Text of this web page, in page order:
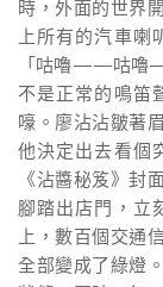
時，外面的世界
上所有的汽車
「咕嚕——咕嚕
不是正常的鳴笛
嚎。廖沾沾皺著
他決定出去看個
《沾醬秘笈》封
腳踏出店門，立
上，數百個交通
全部變成了綠燈